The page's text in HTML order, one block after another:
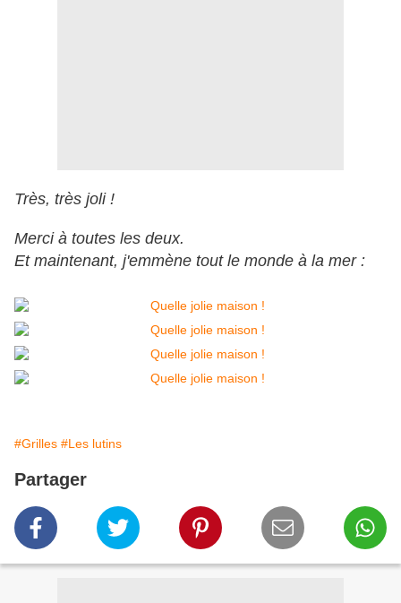
Très, très joli !
Merci à toutes les deux.
Et maintenant, j'emmène tout le monde à la mer :
#Grilles #Les lutins
Partager